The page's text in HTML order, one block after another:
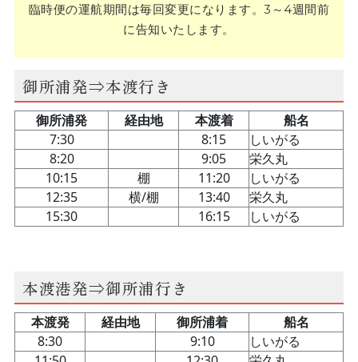
臨時便の運航期間は毎回変更になります。3～4週間前
に告知いたします。
御所浦発⇒本渡行き
本渡港発⇒御所浦行き